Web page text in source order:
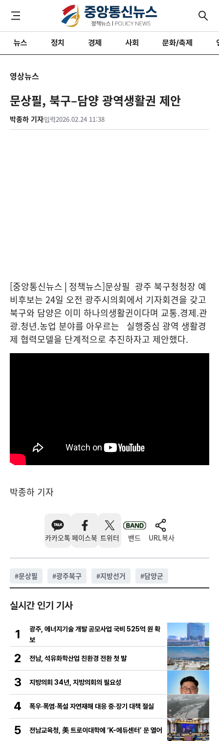
뉴스 정치 경제 사회 문화/축제
영상뉴스
문상필, 북구–담양 광역생활권 제안
박종하 기자입력2026.02.24 11:38
[중앙통신뉴스│정책뉴스]문상필 광주 북구청청장 예
비후보는 24일 오전 광주시의회에서 기자회견을 갖고
북구와 담양은 이미 하나의생활귄이다며 교통.경제.관
광.청년.농업 분야를 아우르는 실행중심 광역 생활경
제 협력모델을 단계적으로 추진하자고 제안했다.
박종하 기자
카카오톡 페이스북 트위터 밴드 URL복사
#문상필 #광주북구 #지방선거 #담양군
실시간 인기 기사
1
광주, 에너지기술 개발 공모사업 국비 525억 원 확
보
2 전남, 석유화학산업 친환경 전환 첫 발
3 지방의회 34년, 지방의회의 필요성
4 폭우·폭염·폭설 자연재해 대응 중·장기 대책 절실
5 전남교육청, 美 트로이대학에 ‘K-에듀센터’ 문 열어